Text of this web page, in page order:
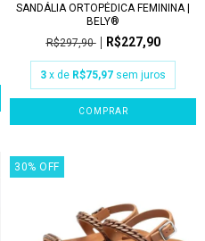
SANDÁLIA ORTOPÉDICA FEMININA |
BELY®
R$297,90
R$227,90
3 x de R$75,97 sem juros
COMPRAR
30% OFF